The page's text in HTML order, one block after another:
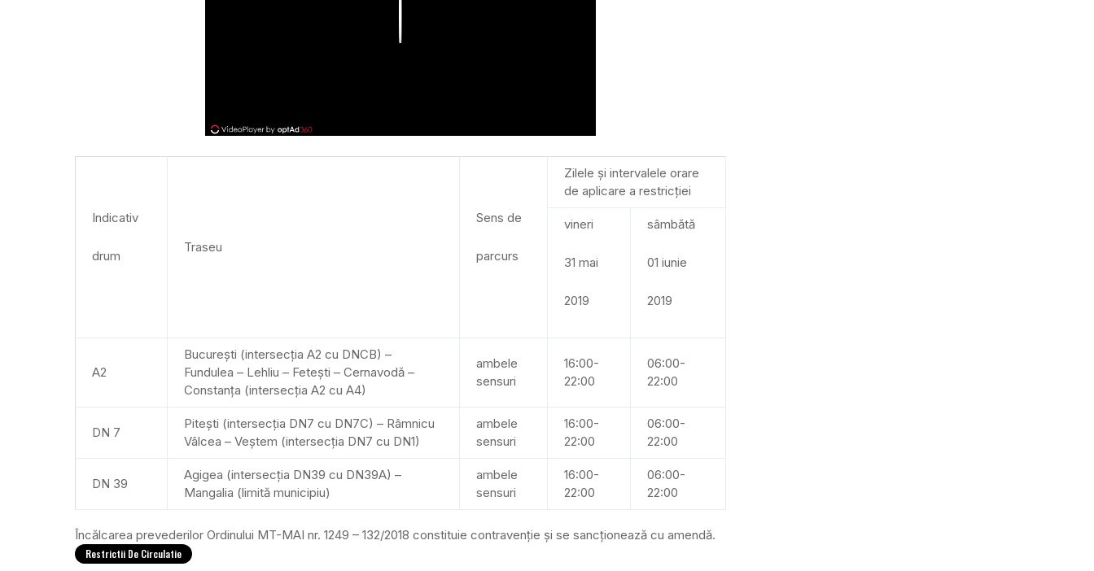
Indicativ
drum
Traseu
Sens de
parcurs
Zilele și intervalele orare
de aplicare a restricției
vineri
31 mai
2019
sâmbătă
01 iunie
2019
A2
București (intersecția A2 cu DNCB) –
Fundulea – Lehliu – Fetești – Cernavodă –
Constanța (intersecția A2 cu A4)
ambele
sensuri
16:00-
22:00
06:00-
22:00
DN 7
Pitești (intersecția DN7 cu DN7C) – Râmnicu
Vâlcea – Veștem (intersecția DN7 cu DN1)
ambele
sensuri
16:00-
22:00
06:00-
22:00
DN 39
Agigea (intersecția DN39 cu DN39A) –
Mangalia (limită municipiu)
ambele
sensuri
16:00-
22:00
06:00-
22:00
Încălcarea prevederilor Ordinului MT-MAI nr. 1249 – 132/2018 constituie contravenție și se sancționează cu amendă.
Restrictii De Circulatie